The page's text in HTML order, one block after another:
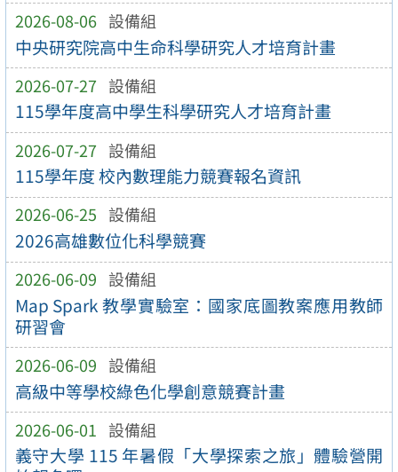
2026-08-06 設備組
中央研究院高中生命科學研究人才培育計畫
2026-07-27 設備組
115學年度高中學生科學研究人才培育計畫
2026-07-27 設備組
115學年度 校內數理能力競賽報名資訊
2026-06-25 設備組
2026高雄數位化科學競賽
2026-06-09 設備組
Map Spark 教學實驗室：國家底圖教案應用教師
研習會
2026-06-09 設備組
高級中等學校綠色化學創意競賽計畫
2026-06-01 設備組
義守大學 115 年暑假「大學探索之旅」體驗營開